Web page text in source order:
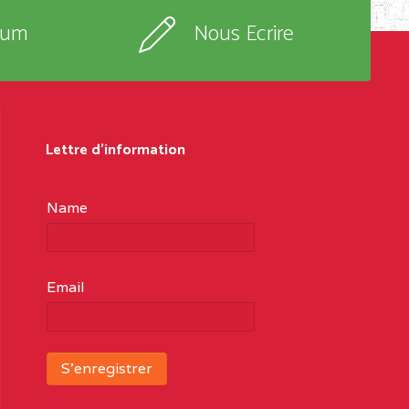
Nous Ecrire
Lettre d'information
Name
Email